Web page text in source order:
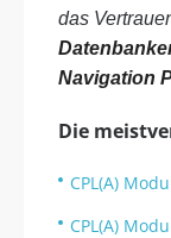
das
Navigation
Die
CPL(A)
CPL(A)